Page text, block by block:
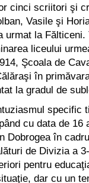
cinci scriitori şi
Vasile şi
urmat la Fălticeni.
liceului
Şcoala de
în
la gradul de
specific
cu data de 16
Dobrogea în
de Divizia a
pentru
dar cu un